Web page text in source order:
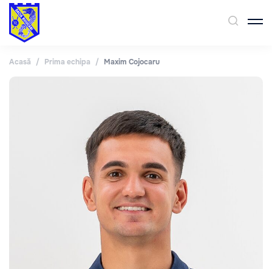
Acasă / Prima echipa / Maxim Cojocaru